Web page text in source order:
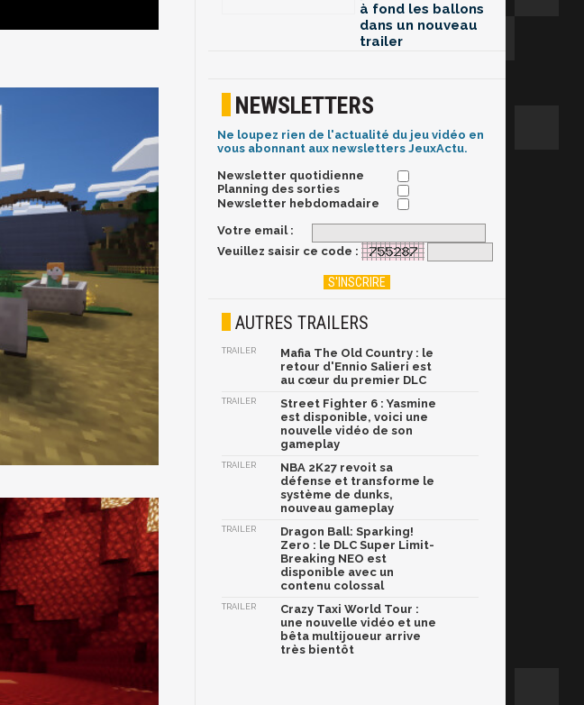
à fond les ballons
dans un nouveau
trailer
NEWSLETTERS
Ne loupez rien de l'actualité du jeu vidéo en
vous abonnant aux newsletters JeuxActu.
Newsletter quotidienne
Planning des sorties
Newsletter hebdomadaire
Votre email :
Veuillez saisir ce code :
AUTRES TRAILERS
TRAILER
Mafia The Old Country : le
retour d'Ennio Salieri est
au cœur du premier DLC
TRAILER
Street Fighter 6 : Yasmine
est disponible, voici une
nouvelle vidéo de son
gameplay
TRAILER
NBA 2K27 revoit sa
défense et transforme le
système de dunks,
nouveau gameplay
TRAILER
Dragon Ball: Sparking!
Zero : le DLC Super Limit-
Breaking NEO est
disponible avec un
contenu colossal
TRAILER
Crazy Taxi World Tour :
une nouvelle vidéo et une
bêta multijoueur arrive
très bientôt